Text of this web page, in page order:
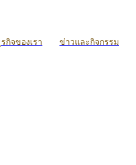
กิจของเรา ข่าวและกิจกรรม